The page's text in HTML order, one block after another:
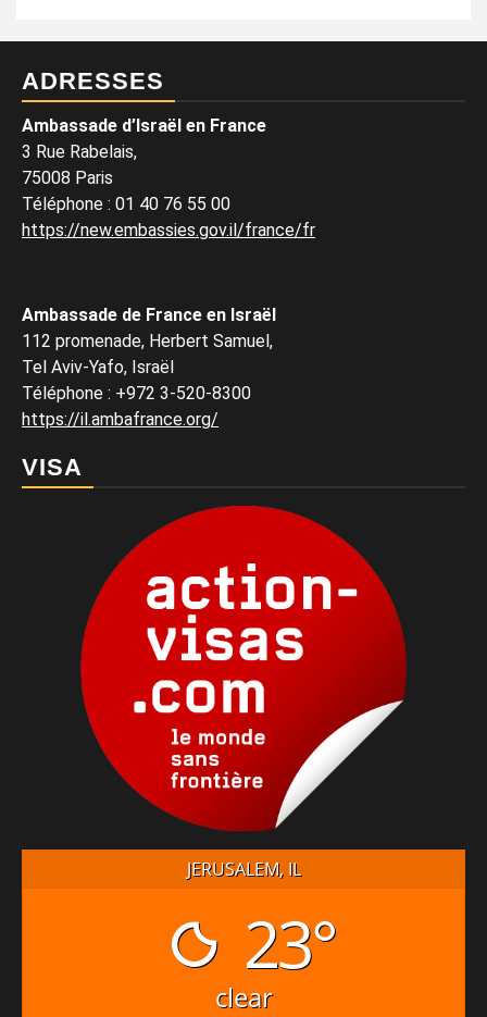
ADRESSES
Ambassade d’Israël en France
3 Rue Rabelais,
75008 Paris
Téléphone : 01 40 76 55 00
https://new.embassies.gov.il/france/fr
Ambassade de France en Israël
112 promenade, Herbert Samuel,
Tel Aviv-Yafo, Israël
Téléphone : +972 3-520-8300
https://il.ambafrance.org/
VISA
JERUSALEM, IL
23°
clear